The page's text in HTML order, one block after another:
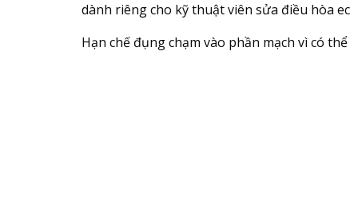
dành riêng cho kỹ thuật viên sửa điều hòa
Hạn chế đụng chạm vào phần mạch vì có